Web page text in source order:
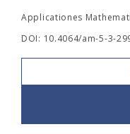
Applicationes
DOI: 10.4064/am-5-3-